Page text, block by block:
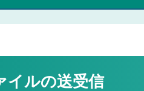
イルの送受信